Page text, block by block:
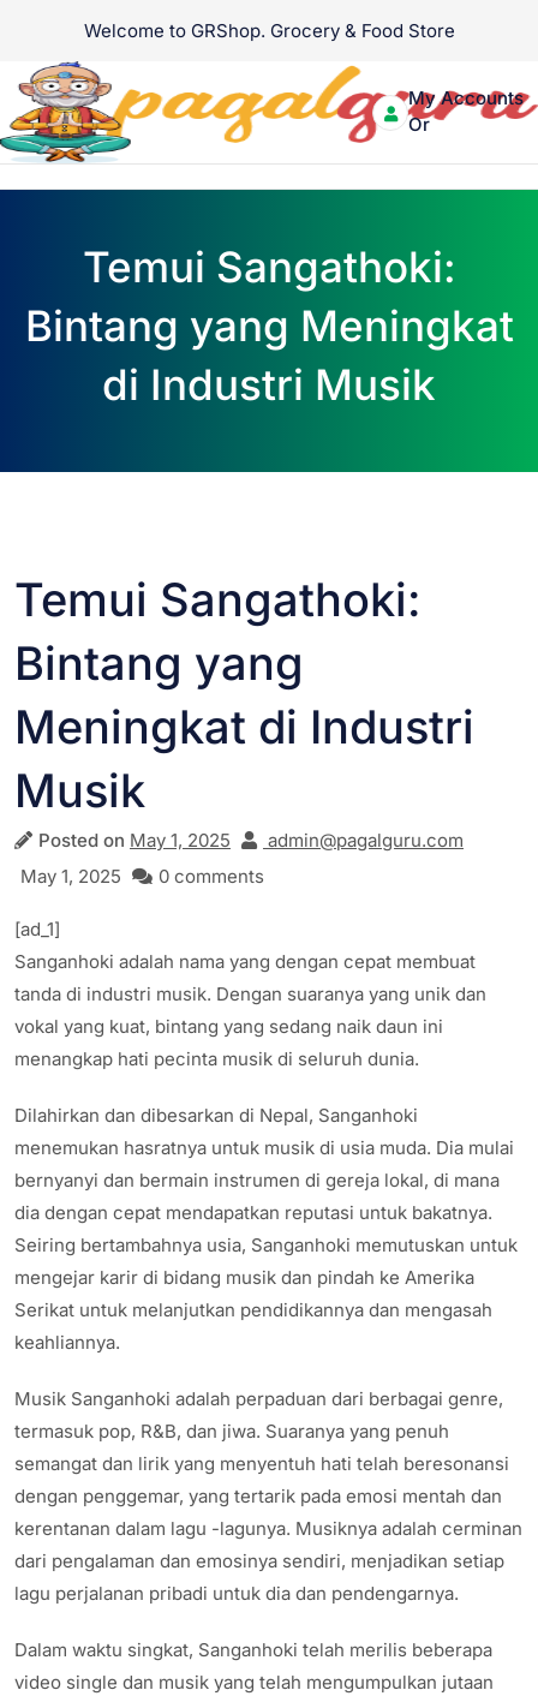
content
Welcome to GRShop. Grocery & Food Store
Contact Us
My Accounts
Login
Or
Signup
Temui Sangathoki:
Bintang yang Meningkat
di Industri Musik
Temui Sangathoki:
Bintang yang
Meningkat di Industri
Musik
Posted on May 1, 2025
admin@pagalguru.com
May 1, 2025
0 comments
[ad_1]
Sanganhoki adalah nama yang dengan cepat membuat
tanda di industri musik. Dengan suaranya yang unik dan
vokal yang kuat, bintang yang sedang naik daun ini
menangkap hati pecinta musik di seluruh dunia.
Dilahirkan dan dibesarkan di Nepal, Sanganhoki
menemukan hasratnya untuk musik di usia muda. Dia mulai
bernyanyi dan bermain instrumen di gereja lokal, di mana
dia dengan cepat mendapatkan reputasi untuk bakatnya.
Seiring bertambahnya usia, Sanganhoki memutuskan untuk
mengejar karir di bidang musik dan pindah ke Amerika
Serikat untuk melanjutkan pendidikannya dan mengasah
keahliannya.
Musik Sanganhoki adalah perpaduan dari berbagai genre,
termasuk pop, R&B, dan jiwa. Suaranya yang penuh
semangat dan lirik yang menyentuh hati telah beresonansi
dengan penggemar, yang tertarik pada emosi mentah dan
kerentanan dalam lagu -lagunya. Musiknya adalah cerminan
dari pengalaman dan emosinya sendiri, menjadikan setiap
lagu perjalanan pribadi untuk dia dan pendengarnya.
Dalam waktu singkat, Sanganhoki telah merilis beberapa
video single dan musik yang telah mengumpulkan jutaan